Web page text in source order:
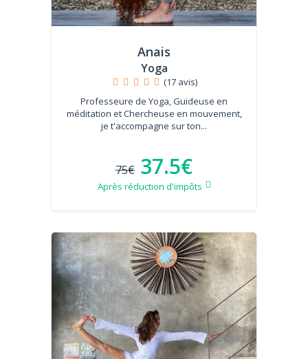
Anais
Yoga
(17 avis)
Professeure de Yoga, Guideuse en
méditation et Chercheuse en mouvement,
je t'accompagne sur ton...
75€ 37.5€
Après réduction d'impôts